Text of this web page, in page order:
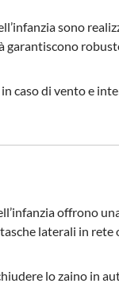
sono
caso di vento e
offrono
laterali in rete
lo zaino in